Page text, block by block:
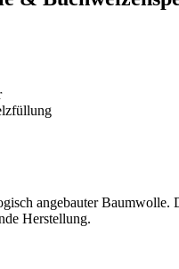
angebauter
Herstellung.